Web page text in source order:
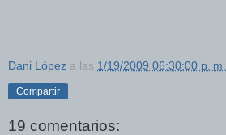
Dani López a las 1/19/2009 06:30:00 p. m.
Compartir
19 comentarios: